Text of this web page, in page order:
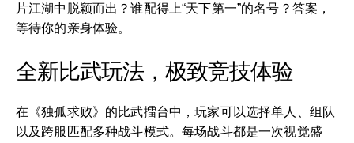
片江湖中脱颖而出？谁配得上“天下第一”的名号？答案，
等待你的亲身体验。
全新比武玩法，极致竞技体验
在《独孤求败》的比武擂台中，玩家可以选择单人、组队
以及跨服匹配多种战斗模式。每场战斗都是一次视觉盛